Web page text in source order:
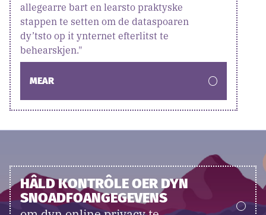
allegearre bart en learsto praktyske
stappen te setten om de dataspoaren
dy’tsto op it ynternet efterlitst te
behearskjen."
MEAR
HÂLD KONTRÔLE OER DYN
SNOADFOANGEGEVENS